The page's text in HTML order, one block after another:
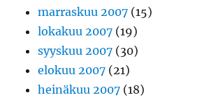
marraskuu 2007 (15)
lokakuu 2007 (19)
syyskuu 2007 (30)
elokuu 2007 (21)
heinäkuu 2007 (18)